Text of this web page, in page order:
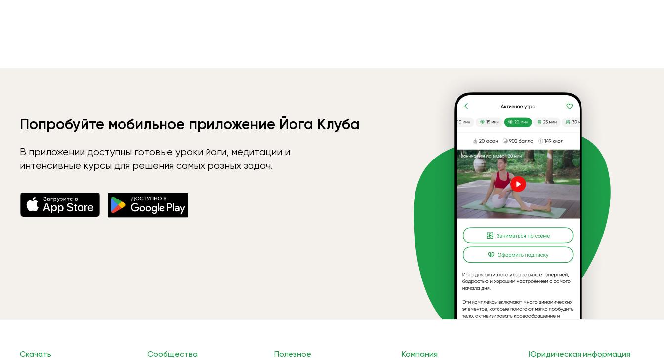
Попробуйте мобильное приложение Йога Клуба
В приложении доступны готовые уроки йоги, медитации и
интенсивные курсы для решения самых разных задач.
Скачать Сообщества Полезное Компания Юридическая информация